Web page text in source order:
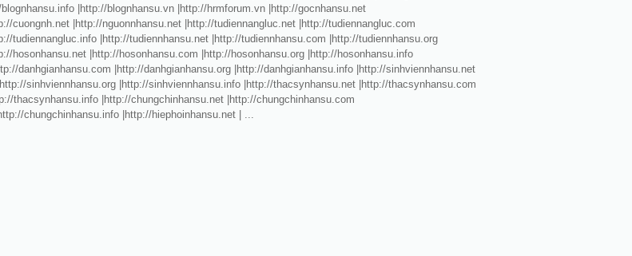
|http://blognhansu.vn |http://hrmforum.vn |http://gocnhansu.net
cuongnh.net |http://nguonnhansu.net |http://tudiennangluc.net |http://tudiennangluc.com
tudiennangluc.info |http://tudiennhansu.net |http://tudiennhansu.com |http://tudiennhansu.org
hosonhansu.net |http://hosonhansu.com |http://hosonhansu.org |http://hosonhansu.info
danhgianhansu.com |http://danhgianhansu.org |http://danhgianhansu.info |http://sinhviennhansu.net
sinhviennhansu.org |http://sinhviennhansu.info |http://thacsynhansu.net |http://thacsynhansu.com
thacsynhansu.info |http://chungchinhansu.net |http://chungchinhansu.com
chungchinhansu.info |http://hiephoinhansu.net | ...